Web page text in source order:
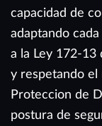
capacidad de
adaptando
a la Ley 172-13
y respetando el
Proteccion de
postura de